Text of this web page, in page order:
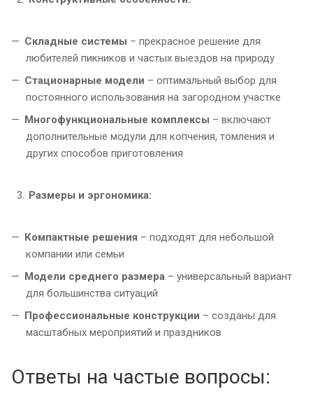
Складные системы – прекрасное решение для
любителей пикников и частых выездов на природу
Стационарные модели – оптимальный выбор для
постоянного использования на загородном участке
Многофункциональные комплексы – включают
дополнительные модули для копчения, томления и
других способов приготовления
Размеры и эргономика:
Компактные решения – подходят для небольшой
компании или семьи
Модели среднего размера – универсальный вариант
для большинства ситуаций
Профессиональные конструкции – созданы для
масштабных мероприятий и праздников
Ответы на частые вопросы: